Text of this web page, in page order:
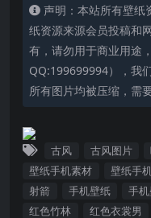
声明：本站所有壁纸
纸资源来源会员投稿和
有，请勿用于商业用途
QQ:199699994），我
所有图片均被压缩，需
古风 古风图片
壁纸手机素材
壁纸手
射箭
手机壁纸 手
红色竹林
红色衣裳男